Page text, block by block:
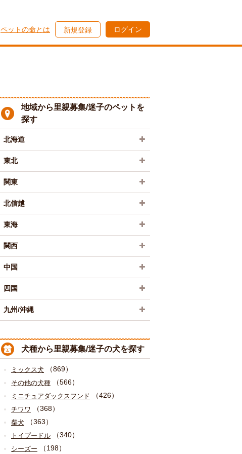
ペットの命とは 新規登録 ログイン
地域から里親募集/迷子のペットを
探す
北海道
東北
関東
北信越
東海
関西
中国
四国
九州/沖縄
犬種から里親募集/迷子の犬を探す
ミックス犬 （869）
その他の犬種 （566）
ミニチュアダックスフンド （426）
チワワ （368）
柴犬 （363）
トイプードル （340）
シーズー （198）